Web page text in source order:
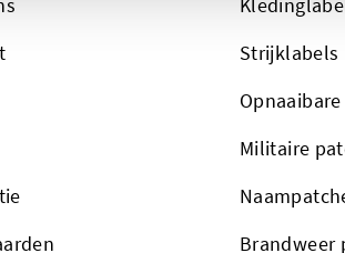
Strijklabels
Militaire
Brandweer